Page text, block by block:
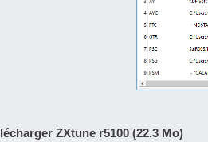
ZXtune r5100 (22.3 Mo)